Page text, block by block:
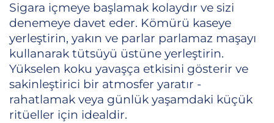
Sigara içmeye başlamak kolaydır ve sizi
denemeye davet eder. Kömürü kaseye
yerleştirin, yakın ve parlar parlamaz maşayı
kullanarak tütsüyü üstüne yerleştirin.
Yükselen koku yavaşça etkisini gösterir ve
sakinleştirici bir atmosfer yaratır -
rahatlamak veya günlük yaşamdaki küçük
ritüeller için idealdir.